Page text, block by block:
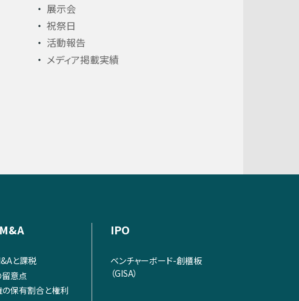
展示会
祝祭日
活動報告
メディア掲載実績
と課税
意点
保有割合と権利
IPO
ベンチャーボード-創櫃板
（GISA）